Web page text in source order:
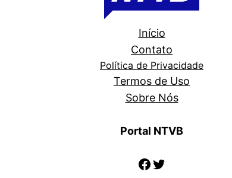
Início
Contato
Política de Privacidade
Termos de Uso
Sobre Nós
Portal NTVB
Facebook
Twitter